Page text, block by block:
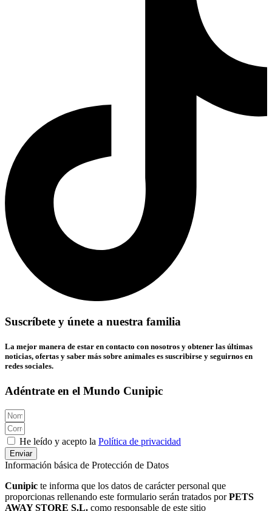
Suscríbete y únete a nuestra familia
La mejor manera de estar en contacto con nosotros y obtener las últimas
noticias, ofertas y saber más sobre animales es suscribirse y seguirnos en
redes sociales.
Adéntrate en el Mundo Cunipic
He leído y acepto la Política de privacidad
Enviar
Información básica de Protección de Datos
Cunipic te informa que los datos de carácter personal que
proporcionas rellenando este formulario serán tratados porPETS
AWAY STORE S.L. como responsable de este sitio